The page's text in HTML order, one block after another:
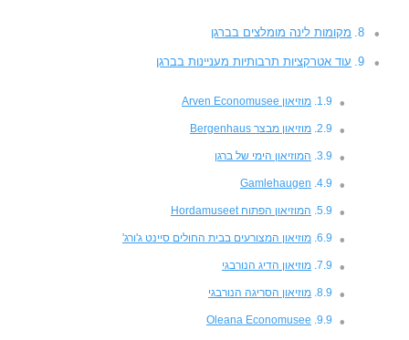
מקומות לינה מומלצים בברגן
עוד אטרקציות תרבותיות מעניינות בברגן
מוזיאון Arven Economusee
מוזיאון מבצר Bergenhaus
המוזיאון הימי של ברגן
Gamlehaugen
המוזיאון הפתוח Hordamuseet
מוזיאון המצורעים בבית החולים סיינט ג'ורג'
מוזיאון הדיג הנורבגי
מוזיאון הסריגה הנורבגי
Oleana Economusee